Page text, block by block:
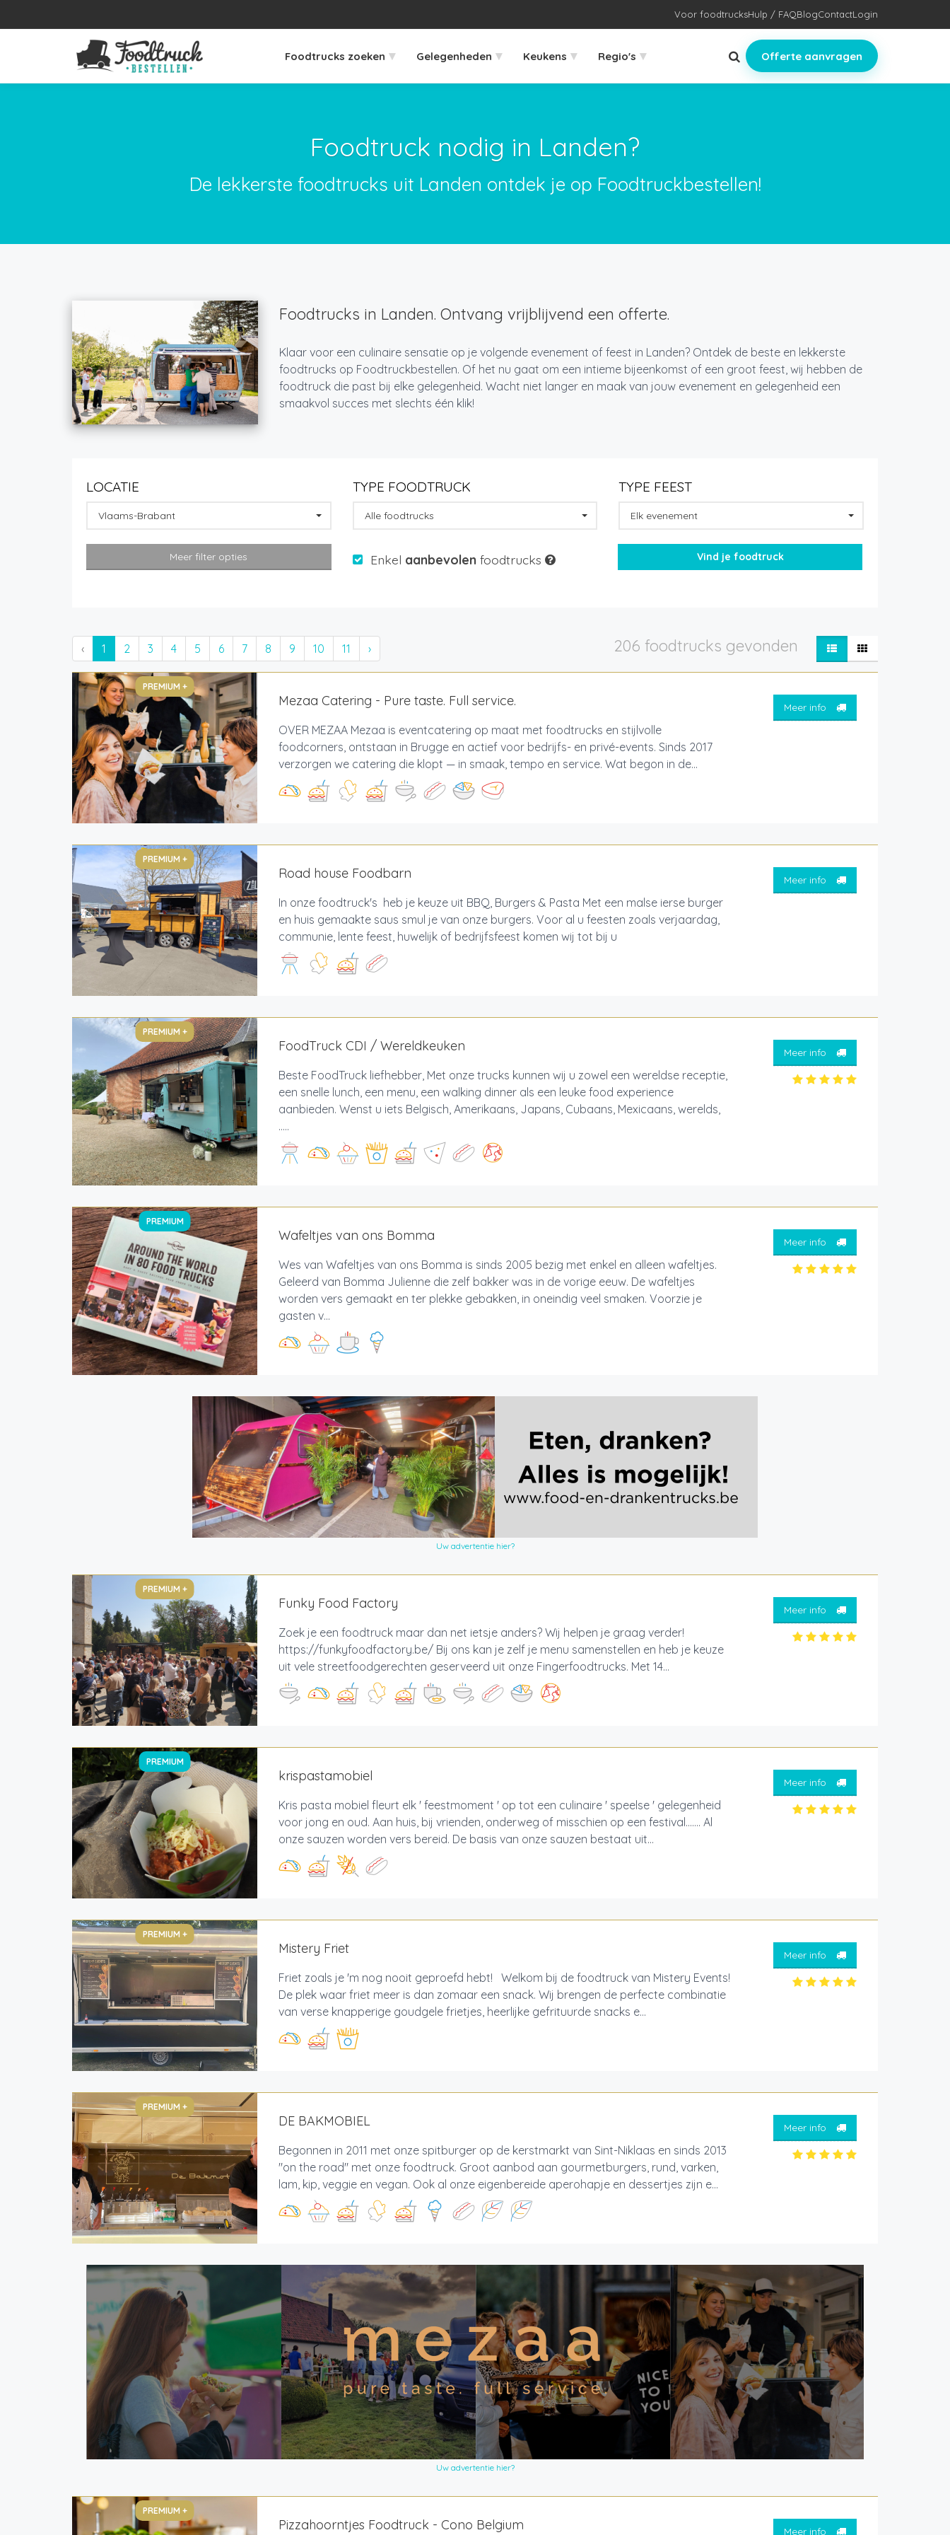
Voor foodtrucksHulp / FAQBlogContactLogin
Foodtrucks zoeken ▾ Gelegenheden ▾ Keukens ▾ Regio's ▾ Offerte aanvragen
Foodtruck nodig in Landen?
De lekkerste foodtrucks uit Landen ontdek je op Foodtruckbestellen!
Foodtrucks in Landen. Ontvang vrijblijvend een offerte.
Klaar voor een culinaire sensatie op je volgende evenement of feest in Landen? Ontdek de beste en lekkerste
foodtrucks op Foodtruckbestellen. Of het nu gaat om een intieme bijeenkomst of een groot feest, wij hebben de
foodtruck die past bij elke gelegenheid. Wacht niet langer en maak van jouw evenement en gelegenheid een
smaakvol succes met slechts één klik!
LOCATIE
Vlaams-Brabant
TYPE FOODTRUCK
Alle foodtrucks
TYPE FEEST
Elk evenement
Meer filter opties Enkel aanbevolen foodtrucks
‹ 1 2 3 4 5 6 7 8 9 10 11 › 206 foodtrucks gevonden
PREMIUM +
Mezaa Catering - Pure taste. Full service.
OVER MEZAA Mezaa is eventcatering op maat met foodtrucks en stijlvolle
foodcorners, ontstaan in Brugge en actief voor bedrijfs- en privé-events. Sinds 2017
verzorgen we catering die klopt — in smaak, tempo en service. Wat begon in de...
Meer info
PREMIUM +
Road house Foodbarn
In onze foodtruck's heb je keuze uit BBQ, Burgers & Pasta Met een malse ierse burger
en huis gemaakte saus smul je van onze burgers. Voor al u feesten zoals verjaardag,
communie, lente feest, huwelijk of bedrijfsfeest komen wij tot bij u
Meer info
PREMIUM +
FoodTruck CDI / Wereldkeuken
Beste FoodTruck liefhebber, Met onze trucks kunnen wij u zowel een wereldse receptie,
een snelle lunch, een menu, een walking dinner als een leuke food experience
aanbieden. Wenst u iets Belgisch, Amerikaans, Japans, Cubaans, Mexicaans, werelds,
.....
Meer info
PREMIUM
Wafeltjes van ons Bomma
Wes van Wafeltjes van ons Bomma is sinds 2005 bezig met enkel en alleen wafeltjes.
Geleerd van Bomma Julienne die zelf bakker was in de vorige eeuw. De wafeltjes
worden vers gemaakt en ter plekke gebakken, in oneindig veel smaken. Voorzie je
gasten v...
Meer info
Uw advertentie hier?
PREMIUM +
Funky Food Factory
Zoek je een foodtruck maar dan net ietsje anders? Wij helpen je graag verder!
https://funkyfoodfactory.be/ Bij ons kan je zelf je menu samenstellen en heb je keuze
uit vele streetfoodgerechten geserveerd uit onze Fingerfoodtrucks. Met 14...
Meer info
PREMIUM
krispastamobiel
Kris pasta mobiel fleurt elk ' feestmoment ' op tot een culinaire ' speelse ' gelegenheid
voor jong en oud. Aan huis, bij vrienden, onderweg of misschien op een festival....... Al
onze sauzen worden vers bereid. De basis van onze sauzen bestaat uit...
Meer info
PREMIUM +
Mistery Friet
Friet zoals je 'm nog nooit geproefd hebt! Welkom bij de foodtruck van Mistery Events!
De plek waar friet meer is dan zomaar een snack. Wij brengen de perfecte combinatie
van verse knapperige goudgele frietjes, heerlijke gefrituurde snacks e...
Meer info
PREMIUM +
DE BAKMOBIEL
Begonnen in 2011 met onze spitburger op de kerstmarkt van Sint-Niklaas en sinds 2013
"on the road" met onze foodtruck. Groot aanbod aan gourmetburgers, rund, varken,
lam, kip, veggie en vegan. Ook al onze eigenbereide aperohapje en dessertjes zijn e...
Meer info
Uw advertentie hier?
PREMIUM +
Pizzahoorntjes Foodtruck - Cono Belgium Meer info